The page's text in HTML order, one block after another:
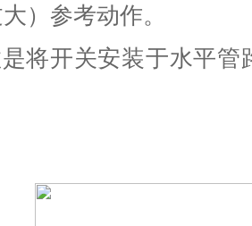
）参考动作。
将开关安装于水平管